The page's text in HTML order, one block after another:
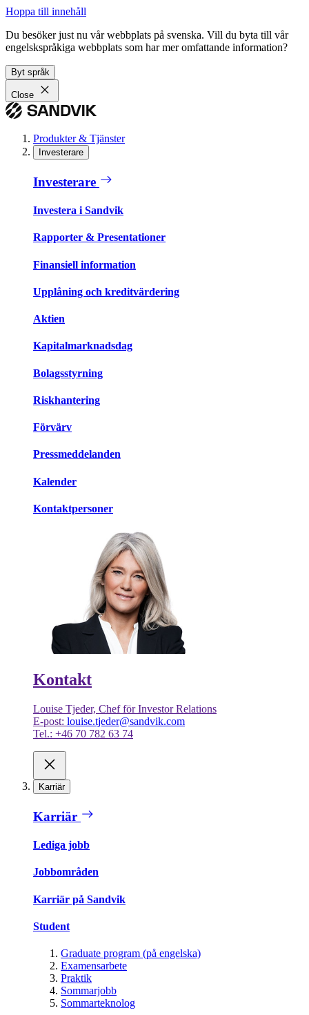
Hoppa till innehåll
Du besöker just nu vår webbplats på svenska. Vill du byta till vår
engelskspråkiga webbplats som har mer omfattande information?
Byt språk
Close
Produkter & Tjänster
Investerare
Investerare
Investera i Sandvik
Rapporter & Presentationer
Finansiell information
Upplåning och kreditvärdering
Aktien
Kapitalmarknadsdag
Bolagsstyrning
Riskhantering
Förvärv
Pressmeddelanden
Kalender
Kontaktpersoner
Kontakt
Louise Tjeder, Chef för Investor Relations
E-post: louise.tjeder@sandvik.com
Tel.: +46 70 782 63 74
Karriär
Karriär
Lediga jobb
Jobbområden
Karriär på Sandvik
Student
Graduate program (på engelska)
Examensarbete
Praktik
Sommarjobb
Sommarteknolog